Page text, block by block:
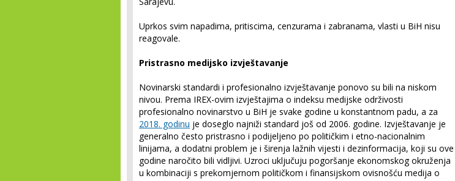
Uprkos svim napadima, pritiscima, cenzurama i zabranama, vlasti u BiH nisu
reagovale.
Pristrasno medijsko izvještavanje
Novinarski standardi i profesionalno izvještavanje ponovo su bili na niskom
nivou. Prema IREX-ovim izvještajima o indeksu medijske održivosti
profesionalno novinarstvo u BiH je svake godine u konstantnom padu, a za
2018. godinu je doseglo najniži standard još od 2006. godine. Izvještavanje je
generalno često pristrasno i podijeljeno po političkim i etno-nacionalnim
linijama, a dodatni problem je i širenja lažnih vijesti i dezinformacija, koji su ove
godine naročito bili vidljivi. Uzroci uključuju pogoršanje ekonomskog okruženja
u kombinaciji s prekomjernom političkom i finansijskom ovisnošću medija o